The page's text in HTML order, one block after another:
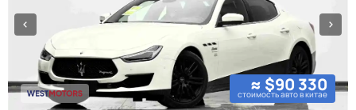
≈ $90 330
стоимость авто в китае